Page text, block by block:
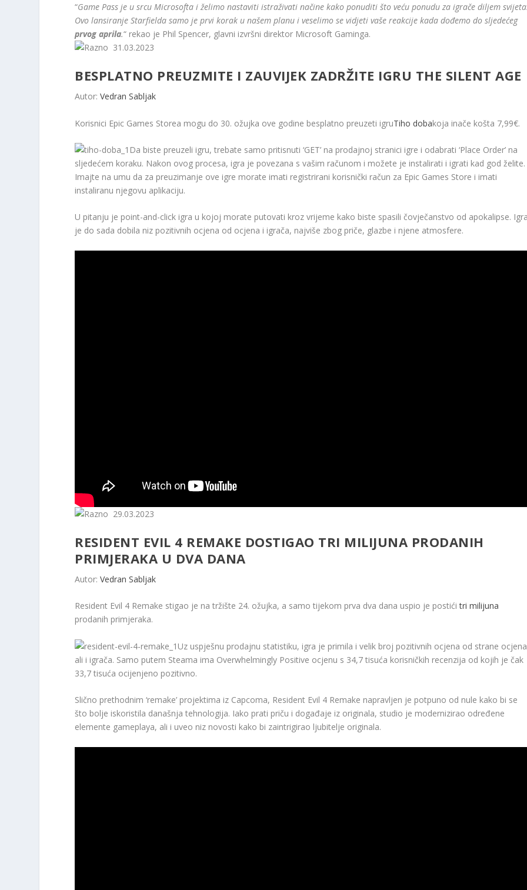
“Game Pass je u srcu Microsofta i želimo nastaviti istraživati ​​načine kako ponuditi što veću ponudu za igrače diljem
Ovo lansiranje Starfielda samo je prvi korak u našem planu i veselimo se vidjeti vaše reakcije kada dođemo do sljedećeg
prvog aprila.“ rekao je Phil Spencer, glavni izvršni direktor Microsoft Gaminga.
31.03.2023
BESPLATNO PREUZMITE I ZAUVIJEK ZADRŽITE IGRU ​​THE SILENT AGE
Autor:Vedran Sabljak
Korisnici Epic Games Storea mogu do 30. ožujka ove godine besplatno preuzeti igruTiho dobakoja inače košta 7,99€.
Da biste preuzeli igru, trebate samo pritisnuti ‘GET’ na prodajnoj stranici igre i odabrati ‘Place Order’ na
sljedećem koraku. Nakon ovog procesa, igra je povezana s vašim računom i možete je instalirati i igrati kad god želite.
Imajte na umu da za preuzimanje ove igre morate imati registrirani korisnički račun za Epic Games Store i imati
instaliranu njegovu aplikaciju.
U pitanju je point-and-click igra u kojoj morate putovati kroz vrijeme kako biste spasili čovječanstvo od apokalipse.
je do sada dobila niz pozitivnih ocjena od ocjena i igrača, najviše zbog priče, glazbe i njene atmosfere.
29.03.2023
RESIDENT EVIL 4 REMAKE DOSTIGAO TRI MILIJUNA PRODANIH
PRIMJERAKA U DVA DANA
Autor:Vedran Sabljak
Resident Evil 4 Remake stigao je na tržište 24. ožujka, a samo tijekom prva dva dana uspio je postićitri milijuna
prodanih primjeraka.
Uz uspješnu prodajnu statistiku, igra je primila i velik broj pozitivnih ocjena od strane
ali i igrača. Samo putem Steama ima Overwhelmingly Positive ocjenu s 34,7 tisuća korisničkih recenzija od kojih je čak
33,7 tisuća ocijenjeno pozitivno.
Slično prethodnim ‘remake’ projektima iz Capcoma, Resident Evil 4 Remake napravljen je potpuno od nule kako bi se
što bolje iskoristila današnja tehnologija. Iako prati priču i događaje iz originala, studio je modernizirao određene
elemente gameplaya, ali i uveo niz novosti kako bi zaintrigirao ljubitelje originala.